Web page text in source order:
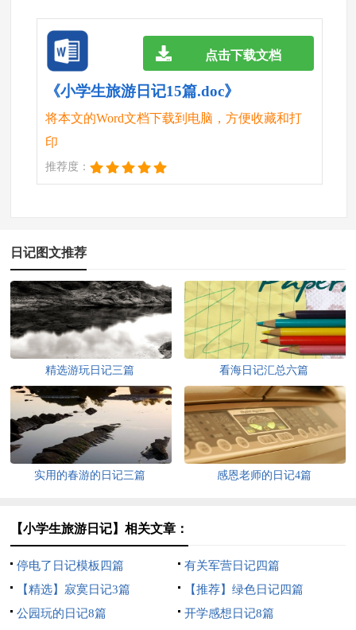
《小学生旅游日记15篇.doc》
将本文的Word文档下载到电脑，方便收藏和打
印
推荐度：
点击下载文档
日记图文推荐
精选游玩日记三篇 看海日记汇总六篇
实用的春游的日记三篇 感恩老师的日记4篇
【小学生旅游日记】相关文章：
停电了日记模板四篇
有关军营日记四篇
【精选】寂寞日记3篇
【推荐】绿色日记四篇
公园玩的日记8篇
开学感想日记8篇